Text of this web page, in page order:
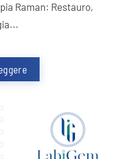
Raman: Restauro,